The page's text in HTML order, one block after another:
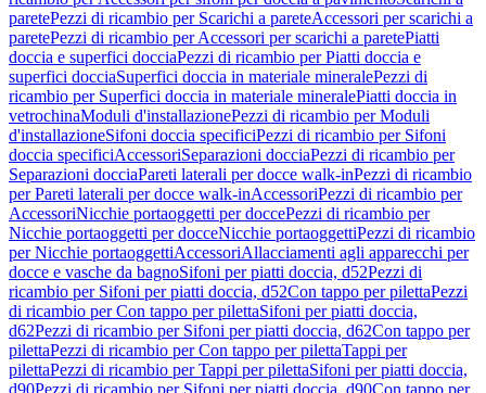
paretePezzi di ricambio per Scarichi a pareteAccessori per scarichi a
paretePezzi di ricambio per Accessori per scarichi a paretePiatti
doccia e superfici docciaPezzi di ricambio per Piatti doccia e
superfici docciaSuperfici doccia in materiale mineralePezzi di
ricambio per Superfici doccia in materiale mineralePiatti doccia in
vetrochinaModuli d'installazionePezzi di ricambio per Moduli
d'installazioneSifoni doccia specificiPezzi di ricambio per Sifoni
doccia specificiAccessoriSeparazioni docciaPezzi di ricambio per
Separazioni docciaPareti laterali per docce walk-inPezzi di ricambio
per Pareti laterali per docce walk-inAccessoriPezzi di ricambio per
AccessoriNicchie portaoggetti per doccePezzi di ricambio per
Nicchie portaoggetti per docceNicchie portaoggettiPezzi di ricambio
per Nicchie portaoggettiAccessoriAllacciamenti agli apparecchi per
docce e vasche da bagnoSifoni per piatti doccia, d52Pezzi di
ricambio per Sifoni per piatti doccia, d52Con tappo per pilettaPezzi
di ricambio per Con tappo per pilettaSifoni per piatti doccia,
d62Pezzi di ricambio per Sifoni per piatti doccia, d62Con tappo per
pilettaPezzi di ricambio per Con tappo per pilettaTappi per
pilettaPezzi di ricambio per Tappi per pilettaSifoni per piatti doccia,
d90Pezzi di ricambio per Sifoni per piatti doccia, d90Con tappo per